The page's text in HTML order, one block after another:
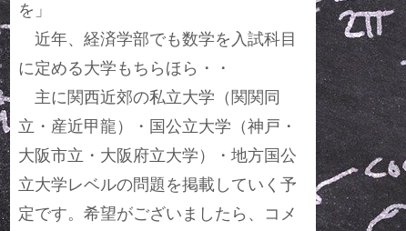
を」
近年、経済学部でも数学を入試科目
に定める大学もちらほら・・
主に関西近郊の私立大学（関関同
立・産近甲龍）・国公立大学（神戸・
大阪市立・大阪府立大学）・地方国公
立大学レベルの問題を掲載していく予
定です。希望がございましたら、コメ